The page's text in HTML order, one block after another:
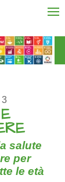
3
salute
per
le età